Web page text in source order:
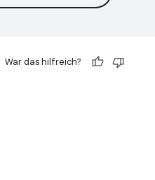
War das hilfreich?